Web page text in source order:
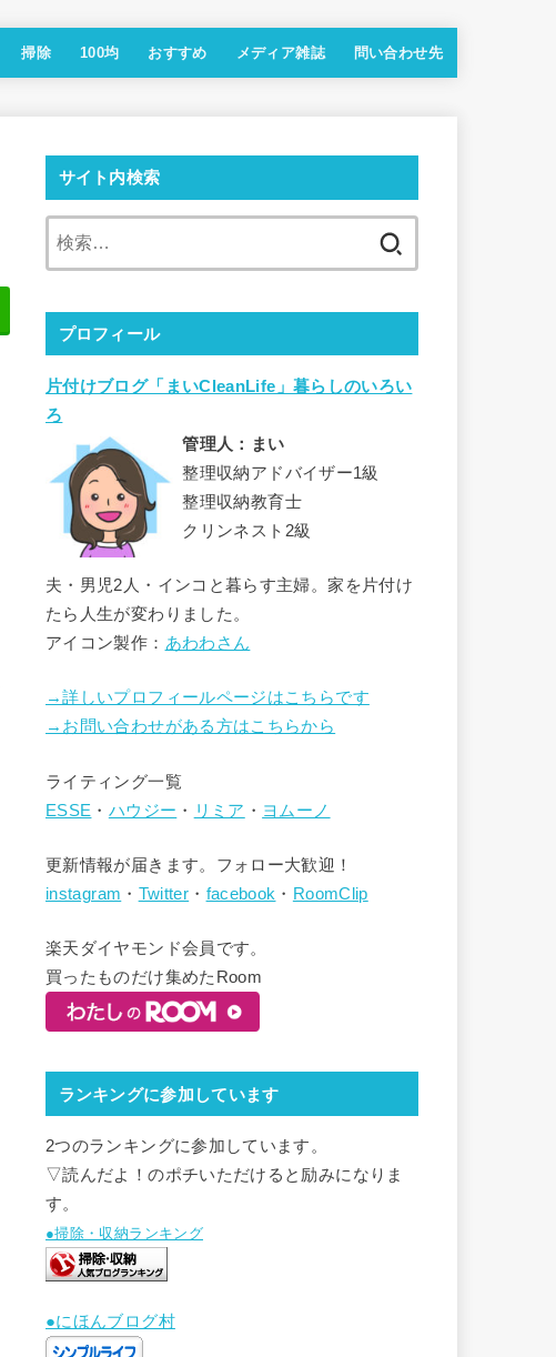
掃除 100均 おすすめ メディア雑誌 問い合わせ先
サイト内検索
プロフィール
片付けブログ「まいCleanLife」暮らしのいろい
ろ
管理人：まい
整理収納アドバイザー1級
整理収納教育士
クリンネスト2級
夫・男児2人・インコと暮らす主婦。家を片付け
たら人生が変わりました。
アイコン製作： あわわさん
→詳しいプロフィールページはこちらです
→お問い合わせがある方はこちらから
ライティング一覧
ESSE ・ ハウジー ・ リミア ・ ヨムーノ
更新情報が届きます。フォロー大歓迎！
instagram ・ Twitter ・ facebook ・ RoomClip
楽天ダイヤモンド会員です。
買ったものだけ集めたRoom
ランキングに参加しています
2つのランキングに参加しています。
▽読んだよ！のポチいただけると励みになりま
す。
●掃除・収納ランキング
●にほんブログ村